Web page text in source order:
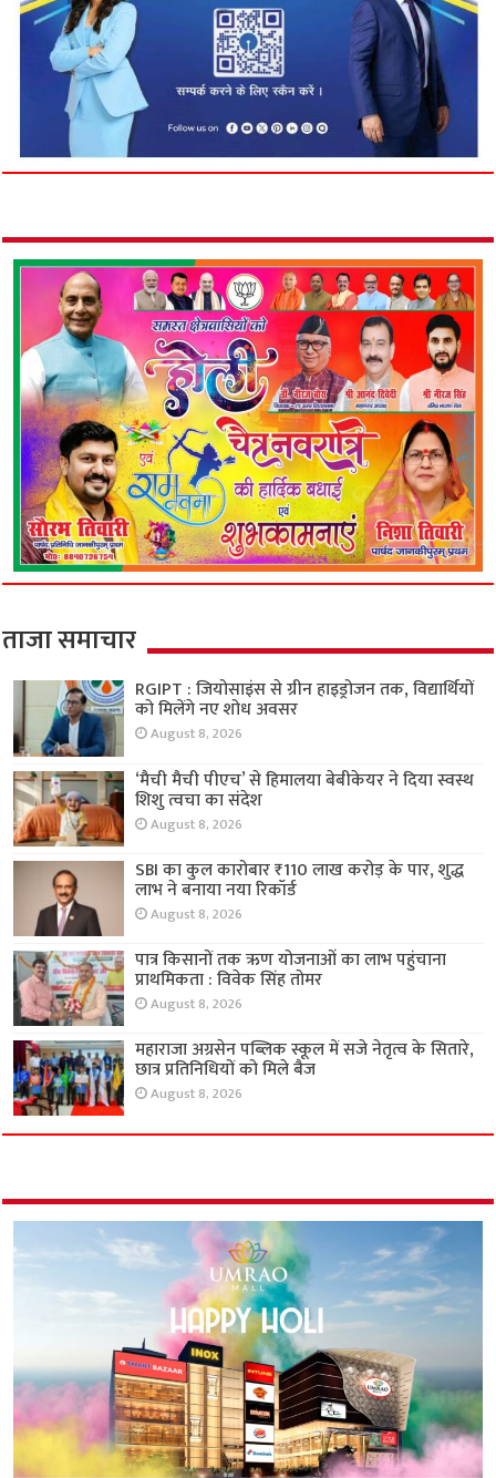
ताजा समाचार
RGIPT : जियोसाइंस से ग्रीन हाइड्रोजन तक, विद्यार्थियों
को मिलेंगे नए शोध अवसर
August 8, 2026
‘मैची मैची पीएच’ से हिमालया बेबीकेयर ने दिया स्वस्थ
शिशु त्वचा का संदेश
August 8, 2026
SBI का कुल कारोबार ₹110 लाख करोड़ के पार, शुद्ध
लाभ ने बनाया नया रिकॉर्ड
August 8, 2026
पात्र किसानों तक ऋण योजनाओं का लाभ पहुंचाना
प्राथमिकता : विवेक सिंह तोमर
August 8, 2026
महाराजा अग्रसेन पब्लिक स्कूल में सजे नेतृत्व के सितारे,
छात्र प्रतिनिधियों को मिले बैज
August 8, 2026